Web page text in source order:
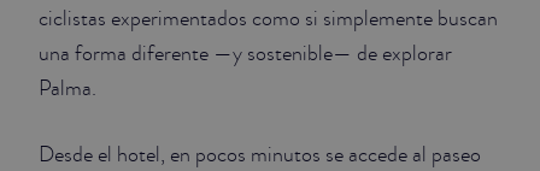
ciclistas experimentados como si simplemente buscan
una forma diferente —y sostenible— de explorar
Palma.
Desde el hotel, en pocos minutos se accede al paseo